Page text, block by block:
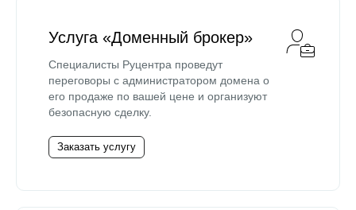
Услуга «Доменный брокер»
Специалисты Руцентра проведут
переговоры с администратором домена о
его продаже по вашей цене и организуют
безопасную сделку.
Заказать услугу